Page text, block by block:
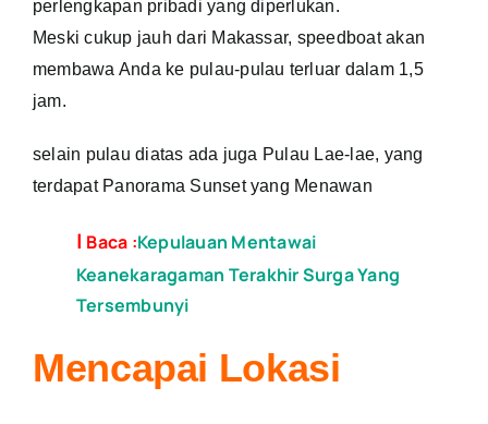
perlengkapan pribadi yang diperlukan.
Meski cukup jauh dari Makassar, speedboat akan
membawa Anda ke pulau-pulau terluar dalam 1,5
jam.
selain pulau diatas ada juga Pulau Lae-lae, yang
terdapat Panorama Sunset yang Menawan
| Baca :Kepulauan Mentawai
Keanekaragaman Terakhir Surga Yang
Tersembunyi
Mencapai Lokasi